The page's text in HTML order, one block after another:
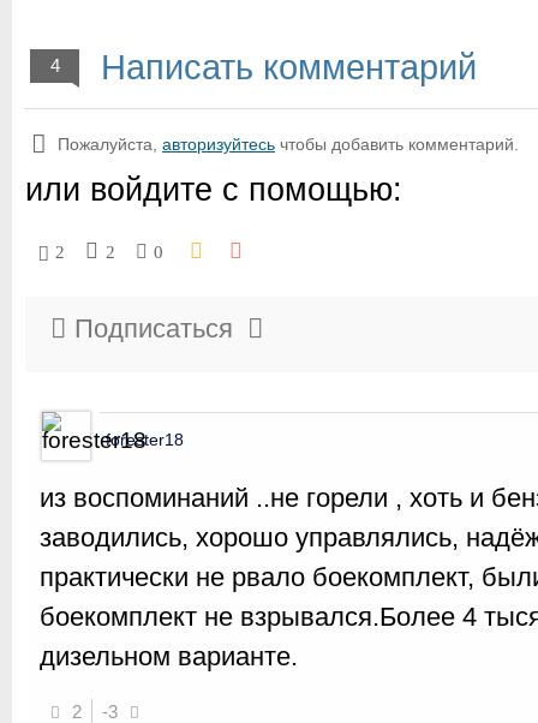
4 Написать комментарий
Пожалуйста, авторизуйтесь чтобы добавить комментарий.
или войдите с помощью:
2 2 0
Подписаться
forester18
из воспоминаний ..не горели , хоть и
заводились, хорошо управлялись,
практически не рвало боекомплект,
боекомплект не взрывался.Более 4
дизельном варианте.
2 -3